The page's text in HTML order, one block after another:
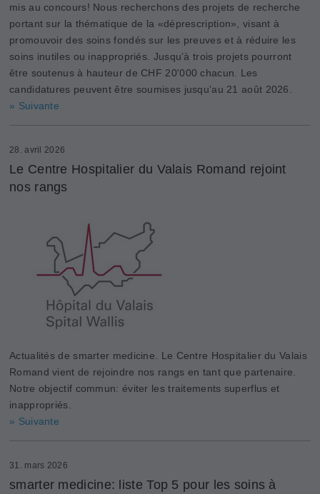
mis au concours! Nous recherchons des projets de recherche
portant sur la thématique de la «déprescription», visant à
promouvoir des soins fondés sur les preuves et à réduire les
soins inutiles ou inappropriés. Jusqu’à trois projets pourront
être soutenus à hauteur de CHF 20'000 chacun. Les
candidatures peuvent être soumises jusqu’au 21 août 2026.
» Suivante
28. avril 2026
Le Centre Hospitalier du Valais Romand rejoint
nos rangs
Actualités de smarter medicine. Le Centre Hospitalier du Valais
Romand vient de rejoindre nos rangs en tant que partenaire.
Notre objectif commun: éviter les traitements superflus et
inappropriés.
» Suivante
31. mars 2026
smarter medicine: liste Top 5 pour les soins à